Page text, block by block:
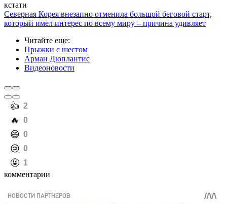
кстати
Северная Корея внезапно отменила большой беговой старт,
который имел интерес по всему миру – причина удивляет
Читайте еще:
Прыжки с шестом
Арман Дюплантис
Видеоновости
️👍 2
️🔥 0
️😄 0
️😢 0
️🤬 1
комментарии